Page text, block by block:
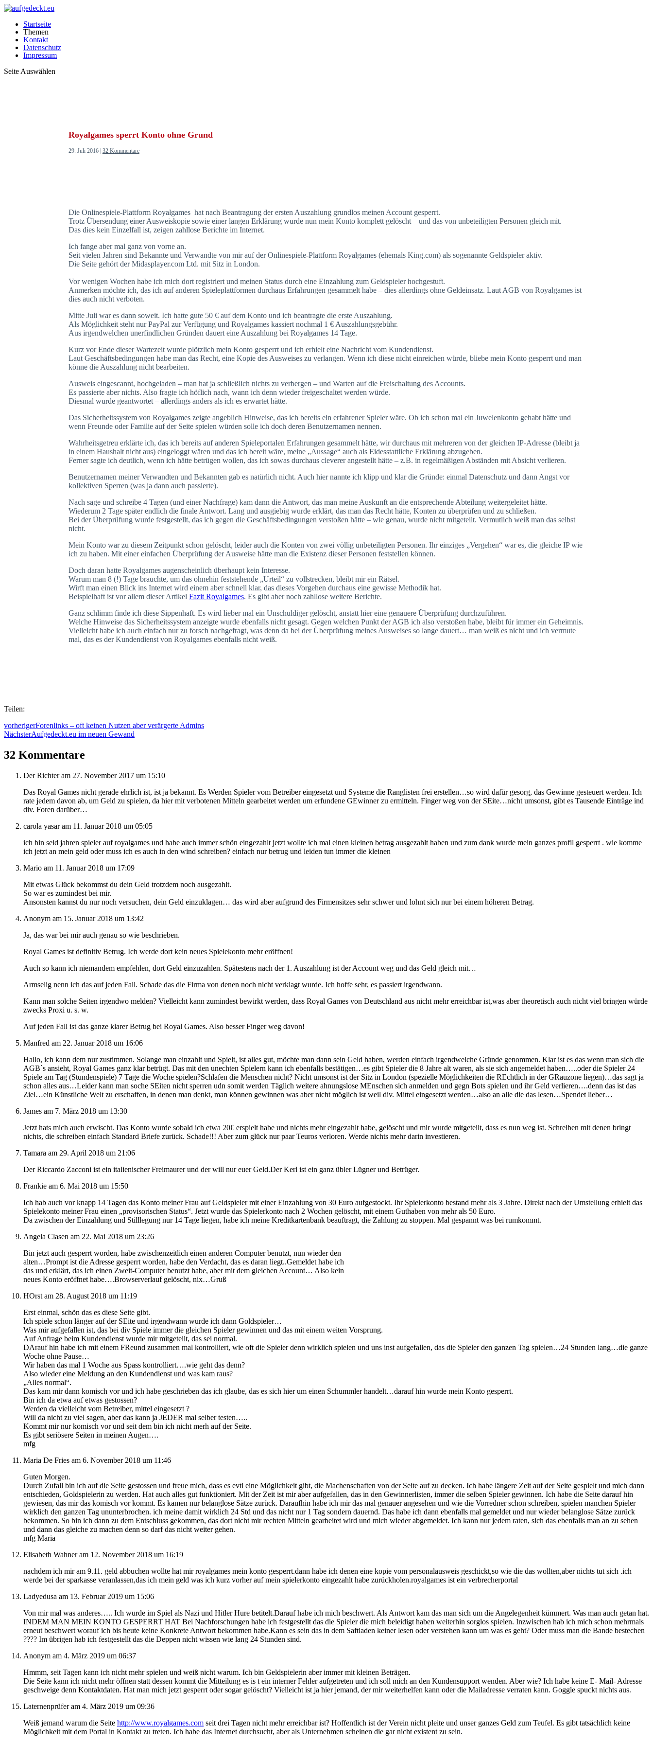
Startseite
Themen
Kontakt
Datenschutz
Impressum
Seite Auswählen
Royalgames sperrt Konto ohne Grund
29. Juli 2016| 32 Kommentare
Die Onlinespiele-Plattform Royalgames hat nach Beantragung der ersten Auszahlung grundlos meinen Account gesperrt.
Trotz Übersendung einer Ausweiskopie sowie einer langen Erklärung wurde nun mein Konto komplett gelöscht – und das von unbeteiligten Personen gleich mit.
Das dies kein Einzelfall ist, zeigen zahllose Berichte im Internet.
Ich fange aber mal ganz von vorne an.
Seit vielen Jahren sind Bekannte und Verwandte von mir auf der Onlinespiele-Plattform Royalgames (ehemals King.com) als sogenannte Geldspieler aktiv.
Die Seite gehört der Midasplayer.com Ltd. mit Sitz in London.
Vor wenigen Wochen habe ich mich dort registriert und meinen Status durch eine Einzahlung zum Geldspieler hochgestuft.
Anmerken möchte ich, das ich auf anderen Spieleplattformen durchaus Erfahrungen gesammelt habe – dies allerdings ohne Geldeinsatz. Laut AGB von Royalgames ist
dies auch nicht verboten.
Mitte Juli war es dann soweit. Ich hatte gute 50 € auf dem Konto und ich beantragte die erste Auszahlung.
Als Möglichkeit steht nur PayPal zur Verfügung und Royalgames kassiert nochmal 1 € Auszahlungsgebühr.
Aus irgendwelchen unerfindlichen Gründen dauert eine Auszahlung bei Royalgames 14 Tage.
Kurz vor Ende dieser Wartezeit wurde plötzlich mein Konto gesperrt und ich erhielt eine Nachricht vom Kundendienst.
Laut Geschäftsbedingungen habe man das Recht, eine Kopie des Ausweises zu verlangen. Wenn ich diese nicht einreichen würde, bliebe mein Konto gesperrt und man
könne die Auszahlung nicht bearbeiten.
Ausweis eingescannt, hochgeladen – man hat ja schließlich nichts zu verbergen – und Warten auf die Freischaltung des Accounts.
Es passierte aber nichts. Also fragte ich höflich nach, wann ich denn wieder freigeschaltet werden würde.
Diesmal wurde geantwortet – allerdings anders als ich es erwartet hätte.
Das Sicherheitssystem von Royalgames zeigte angeblich Hinweise, das ich bereits ein erfahrener Spieler wäre. Ob ich schon mal ein Juwelenkonto gehabt hätte und
wenn Freunde oder Familie auf der Seite spielen würden solle ich doch deren Benutzernamen nennen.
Wahrheitsgetreu erklärte ich, das ich bereits auf anderen Spieleportalen Erfahrungen gesammelt hätte, wir durchaus mit mehreren von der gleichen IP-Adresse (bleibt ja
in einem Haushalt nicht aus) eingeloggt wären und das ich bereit wäre, meine „Aussage“ auch als Eidesstattliche Erklärung abzugeben.
Ferner sagte ich deutlich, wenn ich hätte betrügen wollen, das ich sowas durchaus cleverer angestellt hätte – z.B. in regelmäßigen Abständen mit Absicht verlieren.
Benutzernamen meiner Verwandten und Bekannten gab es natürlich nicht. Auch hier nannte ich klipp und klar die Gründe: einmal Datenschutz und dann Angst vor
kollektiven Sperren (was ja dann auch passierte).
Nach sage und schreibe 4 Tagen (und einer Nachfrage) kam dann die Antwort, das man meine Auskunft an die entsprechende Abteilung weitergeleitet hätte.
Wiederum 2 Tage später endlich die finale Antwort. Lang und ausgiebig wurde erklärt, das man das Recht hätte, Konten zu überprüfen und zu schließen.
Bei der Überprüfung wurde festgestellt, das ich gegen die Geschäftsbedingungen verstoßen hätte – wie genau, wurde nicht mitgeteilt. Vermutlich weiß man das selbst
nicht.
Mein Konto war zu diesem Zeitpunkt schon gelöscht, leider auch die Konten von zwei völlig unbeteiligten Personen. Ihr einziges „Vergehen“ war es, die gleiche IP wie
ich zu haben. Mit einer einfachen Überprüfung der Ausweise hätte man die Existenz dieser Personen feststellen können.
Doch daran hatte Royalgames augenscheinlich überhaupt kein Interesse.
Warum man 8 (!) Tage brauchte, um das ohnehin feststehende „Urteil“ zu vollstrecken, bleibt mir ein Rätsel.
Wirft man einen Blick ins Internet wird einem aber schnell klar, das dieses Vorgehen durchaus eine gewisse Methodik hat.
Beispielhaft ist vor allem dieser Artikel Fazit Royalgames. Es gibt aber noch zahllose weitere Berichte.
Ganz schlimm finde ich diese Sippenhaft. Es wird lieber mal ein Unschuldiger gelöscht, anstatt hier eine genauere Überprüfung durchzuführen.
Welche Hinweise das Sicherheitssystem anzeigte wurde ebenfalls nicht gesagt. Gegen welchen Punkt der AGB ich also verstoßen habe, bleibt für immer ein Geheimnis.
Vielleicht habe ich auch einfach nur zu forsch nachgefragt, was denn da bei der Überprüfung meines Ausweises so lange dauert… man weiß es nicht und ich vermute
mal, das es der Kundendienst von Royalgames ebenfalls nicht weiß.
Teilen:
vorherigerForenlinks – oft keinen Nutzen aber verärgerte Admins
NächsterAufgedeckt.eu im neuen Gewand
32 Kommentare
Der Richter am 27. November 2017 um 15:10
Das Royal Games nicht gerade ehrlich ist, ist ja bekannt. Es Werden Spieler vom Betreiber eingesetzt und Systeme die Ranglisten frei erstellen…so wird dafür gesorg, das Gewinne gesteuert werden. Ich
rate jedem davon ab, um Geld zu spielen, da hier mit verbotenen Mitteln gearbeitet werden um erfundene GEwinner zu ermitteln. Finger weg von der SEite…nicht umsonst, gibt es Tausende Einträge ind
div. Foren darüber…
carola yasar am 11. Januar 2018 um 05:05
ich bin seid jahren spieler auf royalgames und habe auch immer schön eingezahlt jetzt wollte ich mal einen kleinen betrag ausgezahlt haben und zum dank wurde mein ganzes profil gesperrt . wie komme
ich jetzt an mein geld oder muss ich es auch in den wind schreiben? einfach nur betrug und leiden tun immer die kleinen
Mario am 11. Januar 2018 um 17:09
Mit etwas Glück bekommst du dein Geld trotzdem noch ausgezahlt.
So war es zumindest bei mir.
Ansonsten kannst du nur noch versuchen, dein Geld einzuklagen… das wird aber aufgrund des Firmensitzes sehr schwer und lohnt sich nur bei einem höheren Betrag.
Anonym am 15. Januar 2018 um 13:42
Ja, das war bei mir auch genau so wie beschrieben.
Royal Games ist definitiv Betrug. Ich werde dort kein neues Spielekonto mehr eröffnen!
Auch so kann ich niemandem empfehlen, dort Geld einzuzahlen. Spätestens nach der 1. Auszahlung ist der Account weg und das Geld gleich mit…
Armselig nenn ich das auf jeden Fall. Schade das die Firma von denen noch nicht verklagt wurde. Ich hoffe sehr, es passiert irgendwann.
Kann man solche Seiten irgendwo melden? Vielleicht kann zumindest bewirkt werden, dass Royal Games von Deutschland aus nicht mehr erreichbar ist,was aber theoretisch auch nicht viel bringen würde
zwecks Proxi u. s. w.
Auf jeden Fall ist das ganze klarer Betrug bei Royal Games. Also besser Finger weg davon!
Manfred am 22. Januar 2018 um 16:06
Hallo, ich kann dem nur zustimmen. Solange man einzahlt und Spielt, ist alles gut, möchte man dann sein Geld haben, werden einfach irgendwelche Gründe genommen. Klar ist es das wenn man sich die
AGB`s ansieht, Royal Games ganz klar betrügt. Das mit den unechten Spielern kann ich ebenfalls bestätigen…es gibt Spieler die 8 Jahre alt waren, als sie sich angemeldet haben…..oder die Spieler 24
Spiele am Tag (Stundenspiele) 7 Tage die Woche spielen?Schlafen die Menschen nicht? Nicht umsonst ist der Sitz in London (spezielle Möglichkeiten die REchtlich in der GRauzone liegen)…das sagt ja
schon alles aus…Leider kann man soche SEiten nicht sperren udn somit werden Täglich weitere ahnungslose MEnschen sich anmelden und gegn Bots spielen und ihr Geld verlieren….denn das ist das
Ziel…ein Künstliche Welt zu erschaffen, in denen man denkt, man können gewinnen was aber nicht möglich ist weil div. Mittel eingesetzt werden…also an alle die das lesen…Spendet lieber…
James am 7. März 2018 um 13:30
Jetzt hats mich auch erwischt. Das Konto wurde sobald ich etwa 20€ erspielt habe und nichts mehr eingezahlt habe, gelöscht und mir wurde mitgeteilt, dass es nun weg ist. Schreiben mit denen bringt
nichts, die schreiben einfach Standard Briefe zurück. Schade!!! Aber zum glück nur paar Teuros verloren. Werde nichts mehr darin investieren.
Tamara am 29. April 2018 um 21:06
Der Riccardo Zacconi ist ein italienischer Freimaurer und der will nur euer Geld.Der Kerl ist ein ganz übler Lügner und Betrüger.
Frankie am 6. Mai 2018 um 15:50
Ich hab auch vor knapp 14 Tagen das Konto meiner Frau auf Geldspieler mit einer Einzahlung von 30 Euro aufgestockt. Ihr Spielerkonto bestand mehr als 3 Jahre. Direkt nach der Umstellung erhielt das
Spielekonto meiner Frau einen „provisorischen Status“. Jetzt wurde das Spielerkonto nach 2 Wochen gelöscht, mit einem Guthaben von mehr als 50 Euro.
Da zwischen der Einzahlung und Stilllegung nur 14 Tage liegen, habe ich meine Kreditkartenbank beauftragt, die Zahlung zu stoppen. Mal gespannt was bei rumkommt.
Angela Clasen am 22. Mai 2018 um 23:26
Bin jetzt auch gesperrt worden, habe zwischenzeitlich einen anderen Computer benutzt, nun wieder den
alten…Prompt ist die Adresse gesperrt worden, habe den Verdacht, das es daran liegt..Gemeldet habe ich
das und erklärt, das ich einen Zweit-Computer benutzt habe, aber mit dem gleichen Account… Also kein
neues Konto eröffnet habe….Browserverlauf gelöscht, nix…Gruß
HOrst am 28. August 2018 um 11:19
Erst einmal, schön das es diese Seite gibt.
Ich spiele schon länger auf der SEite und irgendwann wurde ich dann Goldspieler…
Was mir aufgefallen ist, das bei div Spiele immer die gleichen Spieler gewinnen und das mit einem weiten Vorsprung.
Auf Anfrage beim Kundendienst wurde mir mitgeteilt, das sei normal.
DArauf hin habe ich mit einem FReund zusammen mal kontrolliert, wie oft die Spieler denn wirklich spielen und uns inst aufgefallen, das die Spieler den ganzen Tag spielen…24 Stunden lang…die ganze
Woche ohne Pause…
Wir haben das mal 1 Woche aus Spass kontrolliert….wie geht das denn?
Also wieder eine Meldung an den Kundendienst und was kam raus?
„Alles normal“.
Das kam mir dann komisch vor und ich habe geschrieben das ich glaube, das es sich hier um einen Schummler handelt…darauf hin wurde mein Konto gesperrt.
Bin ich da etwa auf etwas gestossen?
Werden da vielleicht vom Betreiber, mittel eingesetzt ?
Will da nicht zu viel sagen, aber das kann ja JEDER mal selber testen…..
Kommt mir nur komisch vor und seit dem bin ich nicht merh auf der Seite.
Es gibt seriösere Seiten in meinen Augen….
mfg
Maria De Fries am 6. November 2018 um 11:46
Guten Morgen.
Durch Zufall bin ich auf die Seite gestossen und freue mich, dass es evtl eine Möglichkeit gibt, die Machenschaften von der Seite auf zu decken. Ich habe längere Zeit auf der Seite gespielt und mich dann
entschieden, Goldspielerin zu werden. Hat auch alles gut funktioniert. Mit der Zeit ist mir aber aufgefallen, das in den Gewinnerlisten, immer die selben Spieler gewinnen. Ich habe die Seite darauf hin
gewiesen, das mir das komisch vor kommt. Es kamen nur belanglose Sätze zurück. Daraufhin habe ich mir das mal genauer angesehen und wie die Vorredner schon schreiben, spielen manchen Spieler
wirklich den ganzen Tag ununterbrochen. ich meine damit wirklich 24 Std und das nicht nur 1 Tag sondern dauernd. Das habe ich dann ebenfalls mal gemeldet und nur wieder belanglose Sätze zurück
bekommen. So bin ich dann zu dem Entschluss gekommen, das dort nicht mir rechten Mitteln gearbeitet wird und mich wieder abgemeldet. Ich kann nur jedem raten, sich das ebenfalls man an zu sehen
und dann das gleiche zu machen denn so darf das nicht weiter gehen.
mfg Maria
Elisabeth Wahner am 12. November 2018 um 16:19
nachdem ich mir am 9.11. geld abbuchen wollte hat mir royalgames mein konto gesperrt.dann habe ich denen eine kopie vom personalausweis geschickt,so wie die das wollten,aber nichts tut sich .ich
werde bei der sparkasse veranlassen,das ich mein geld was ich kurz vorher auf mein spielerkonto eingezahlt habe zurückholen.royalgames ist ein verbrecherportal
Ladyedusa am 13. Februar 2019 um 15:06
Von mir mal was anderes….. Ich wurde im Spiel als Nazi und Hitler Hure betitelt.Darauf habe ich mich beschwert. Als Antwort kam das man sich um die Angelegenheit kümmert. Was man auch getan hat.
INDEM MAN MEIN KONTO GESPERRT HAT Bei Nachforschungen habe ich festgestellt das die Spieler die mich beleidigt haben weiterhin sorglos spielen. Inzwischen hab ich mich schon mehrmals
erneut beschwert worauf ich bis heute keine Konkrete Antwort bekommen habe.Kann es sein das in dem Saftladen keiner lesen oder verstehen kann um was es geht? Oder muss man die Bande bestechen
???? Im übrigen hab ich festgestellt das die Deppen nicht wissen wie lang 24 Stunden sind.
Anonym am 4. März 2019 um 06:37
Hmmm, seit Tagen kann ich nicht mehr spielen und weiß nicht warum. Ich bin Geldspielerin aber immer mit kleinen Beträgen.
Die Seite kann ich nicht mehr öffnen statt dessen kommt die Mitteilung es is t ein interner Fehler aufgetreten und ich soll mich an den Kundensupport wenden. Aber wie? Ich habe keine E- Mail- Adresse
geschweige denn Kontaktdaten. Hat man mich jetzt gesperrt oder sogar gelöscht? Vielleicht ist ja hier jemand, der mir weiterhelfen kann oder die Mailadresse verraten kann. Goggle spuckt nichts aus.
Laternenprüfer am 4. März 2019 um 09:36
Weiß jemand warum die Seite http://www.royalgames.com seit drei Tagen nicht mehr erreichbar ist? Hoffentlich ist der Verein nicht pleite und unser ganzes Geld zum Teufel. Es gibt tatsächlich keine
Möglichkeit mit dem Portal in Kontakt zu treten. Ich habe das Internet durchsucht, aber als Unternehmen scheinen die gar nicht existent zu sein.